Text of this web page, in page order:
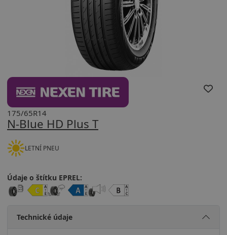
N-Blue HD Plus T
175/65R14
LETNÍ PNEU
Údaje o štítku EPREL:
Technické údaje